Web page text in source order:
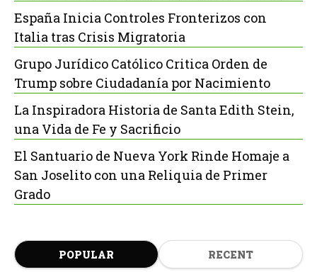
España Inicia Controles Fronterizos con
Italia tras Crisis Migratoria
Grupo Jurídico Católico Critica Orden de
Trump sobre Ciudadanía por Nacimiento
La Inspiradora Historia de Santa Edith Stein,
una Vida de Fe y Sacrificio
El Santuario de Nueva York Rinde Homaje a
San Joselito con una Reliquia de Primer
Grado
POPULAR RECENT